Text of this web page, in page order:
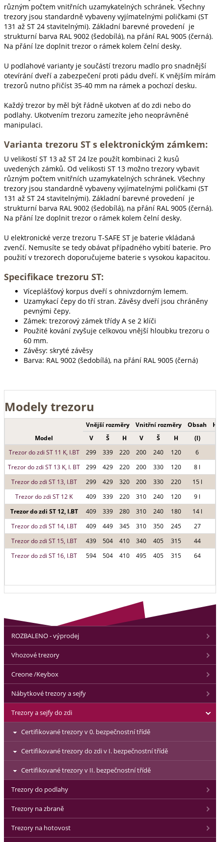
různým počtem vnitřních uzamykatelných schránek. Všechny
trezory jsou standardně vybaveny vyjímatelnými poličkami (ST
131 až ST 24 stavitelnými). Základní barevné provedení je
strukturní barva RAL 9002 (šedobílá), na přání RAL 9005 (černá).
Na přání lze doplnit trezor o rámek kolem čelní desky.
U podlahové varianty je součástí trezoru madlo pro snadnější
otevírání dveří a zabezpečení proti pádu dveří. K vnějším mírám
trezorů nutno přičíst 35-40 mm na rámek a pochozí desku.
Každý trezor by měl být řádně ukotven ať do zdi nebo do
podlahy. Ukotvením trezoru zamezíte jeho neoprávněné
manipulaci.
Varianta trezoru ST s elektronickým zámkem:
U velikostí ST 13 až ST 24 lze použít kombinaci 2 kusů
uvedených zámků. Od velikosti ST 13 možno trezory vybavit
různým počtem vnitřních uzamykatelných schránek. Všechny
trezory jsou standardně vybaveny vyjímatelnými poličkami (ST
131 až ST 24 stavitelnými). Základní barevné provedení je
strukturní barva RAL 9002 (šedobílá), na přání RAL 9005 (černá).
Na přání lze doplnit trezor o rámek kolem čelní desky.
U elektronické verze trezoru T-SAFE ST je baterie vkládaná
zvenčí. Nemusíte se tedy obávat případného vybití baterie. Pro
použití v trezorech doporučujeme baterie s vysokou kapacitou.
Specifikace trezoru ST:
Víceplášťový korpus dveří s ohnivzdorným lemem.
Uzamykací čepy do tří stran. Závěsy dveří jsou chráněny
pevnými čepy.
Zámek: trezorový zámek třídy A se 2 klíči
Použité kování zvyšuje celkovou vnější hloubku trezoru o
60 mm.
Závěsy: skryté závěsy
Barva: RAL 9002 (šedobílá), na přání RAL 9005 (černá)
Modely trezoru
Model
Vnější rozměry Vnitřní rozměry Obsah
V
Š H V Š H
(l)
Trezor do zdi ST 11 K, I.BT
299 339 220 200 240 120
6
Trezor do zdi ST 13 K, I. BT
299 429 220 200 330 120
8 l
Trezor do zdi ST 13, I.BT
299 429 320 200 330 220
15 l
Trezor do zdi ST 12 K
409 339 220 310 240 120
9 l
Trezor do zdi ST 12, I.BT
409 339 280 310 240 180
14 l
Trezor do zdi ST 14, I.BT
409 449 345 310 350 245
27
Trezor do zdi ST 15, I.BT
439 504 410 340 405 315
44
Trezor do zdi ST 16, I.BT
594 504 410 495 405 315 64
ROZBALENO - výprodej
Vhozové trezory
Creone /Keybox
Nábytkové trezory a sejfy
Trezory a sejfy do zdi
Certifikované trezory v 0. bezpečnostní třídě
Certifikované trezory do zdi v I. bezpečnostní třídě
Certifikované trezory v II. bezpečnostní třídě
Trezory do podlahy
Trezory na zbraně
Trezory na hotovost